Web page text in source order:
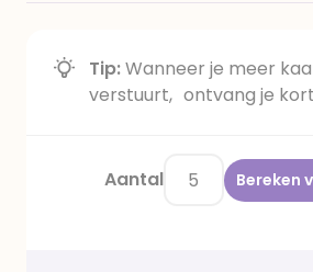
Tip:Wanneer je meer
verstuurt, ontvang je
Aantal Bereken